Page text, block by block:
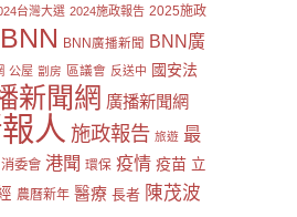
台灣大選 2024施政報告 2025施政
BNN BNN廣播新聞
BNN廣
公屋 劏房 區議會 反送中 國安法
新聞網 廣播新聞網
人 施政報告 旅遊 最
消委會 港聞 環保 疫情 疫苗 立
農曆新年 醫療 長者 陳茂波